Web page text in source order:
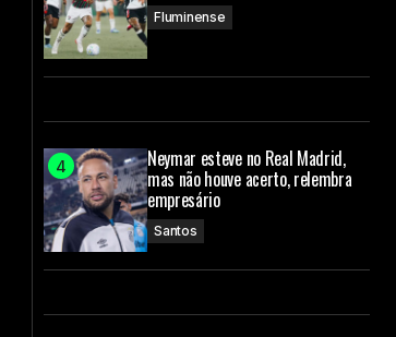
Fluminense
Neymar esteve no Real Madrid,
mas não houve acerto, relembra
empresário
Santos